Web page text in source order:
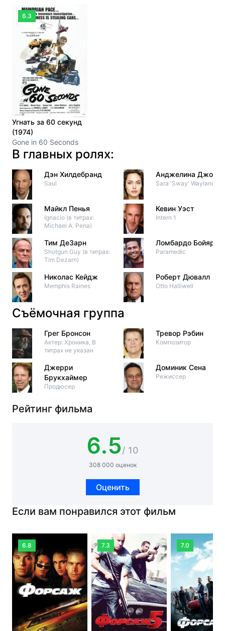
6.3
Угнать за 60 секунд
(1974)
Gone in 60 Seconds
В главных ролях:
Дэн Хилдебранд
Saul
Майкл Пенья
Ignacio (в титрах:
Michael A. Pena)
Тим ДеЗарн
Shotgun Guy (в титрах:
Tim Dezarn)
Николас Кейдж
Memphis Raines
Анджелина Джоли
Sara 'Sway' Wayland
Кевин Уэст
Intern 1
Ломбардо Бойяр
Paramedic
Роберт Дювалл
Otto Halliwell
Съёмочная группа
Грег Бронсон
Актер: Хроника, В
титрах не указан
Джерри
Брукхаймер
Продюсер
Тревор Рэбин
Композитор
Доминик Сена
Режиссер
Рейтинг фильма
6.5/ 10
308 000 оценок
Оценить
Если вам понравился этот фильм
6.8 7.3 7.0